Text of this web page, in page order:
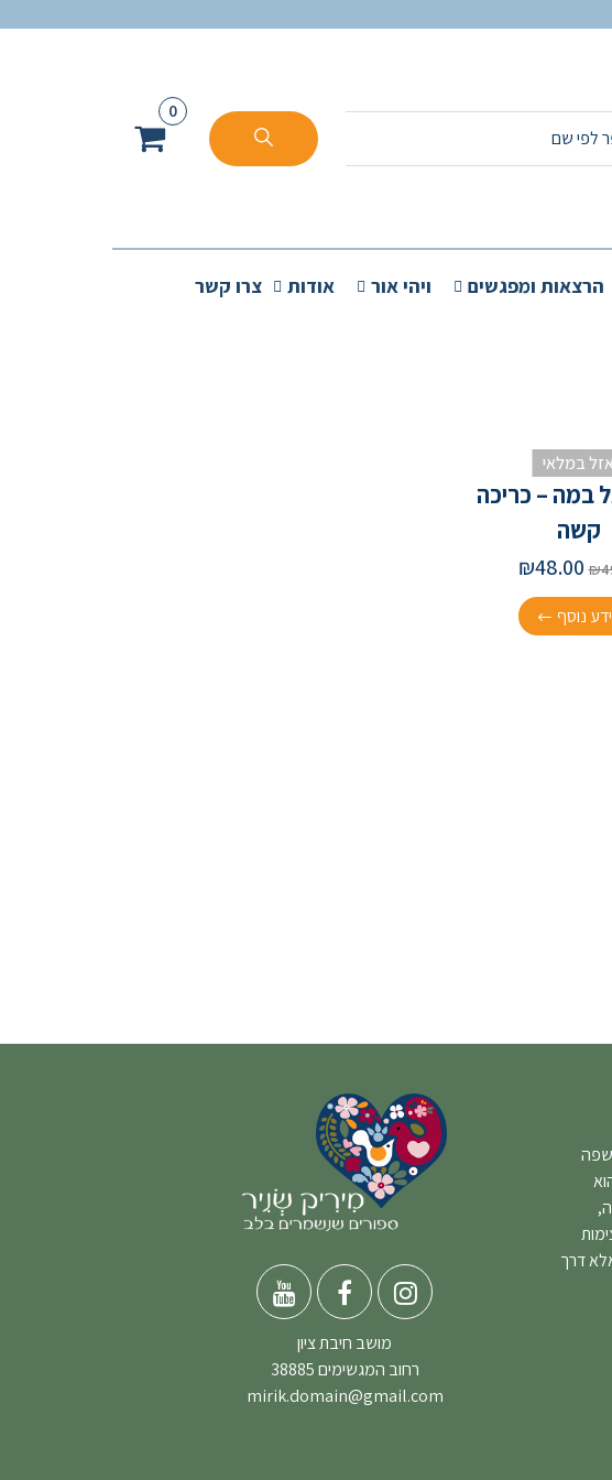
0
הרצאות ומפגשים ויהי אור אודות צרו קשר
אזל במלאי
במה – כריכה
קשה
₪
₪48.00
נוסף
דרך
מושב חיבת ציון
רחוב המגשימים 38885
mirik.domain@gmail.com